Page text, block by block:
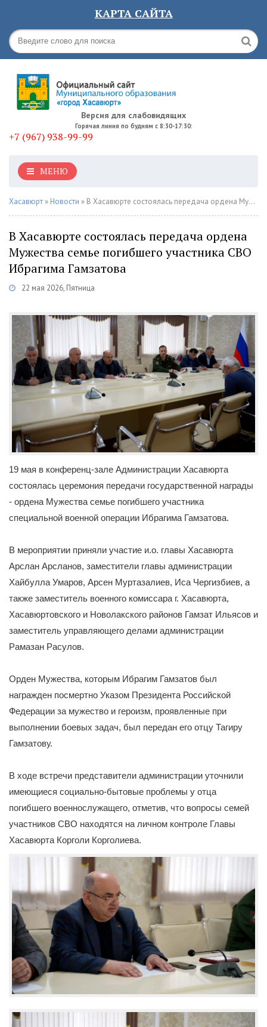
КАРТА САЙТА
Версия для слабовидящих
Горячая линия по будням с 8:30-17:30:
+7 (967) 938-99-99
МЕНЮ
Хасавюрт » Новости » В Хасавюрте состоялась передача ордена Мужества семье погибшего участника СВО Ибрагима Гамзатова
В Хасавюрте состоялась передача ордена
Мужества семье погибшего участника СВО
Ибрагима Гамзатова
22 мая 2026, Пятница
19 мая в конференц-зале Администрации Хасавюрта
состоялась церемония передачи государственной награды
- ордена Мужества семье погибшего участника
специальной военной операции Ибрагима Гамзатова.
В мероприятии приняли участие и.о. главы Хасавюрта
Арслан Арсланов, заместители главы администрации
Хайбулла Умаров, Арсен Муртазалиев, Иса Чергизбиев, а
также заместитель военного комиссара г. Хасавюрта,
Хасавюртовского и Новолакского районов Гамзат Ильясов и
заместитель управляющего делами администрации
Рамазан Расулов.
Орден Мужества, которым Ибрагим Гамзатов был
награжден посмертно Указом Президента Российской
Федерации за мужество и героизм, проявленные при
выполнении боевых задач, был передан его отцу Тагиру
Гамзатову.
В ходе встречи представители администрации уточнили
имеющиеся социально-бытовые проблемы у отца
погибшего военнослужащего, отметив, что вопросы семей
участников СВО находятся на личном контроле Главы
Хасавюрта Корголи Корголиева.